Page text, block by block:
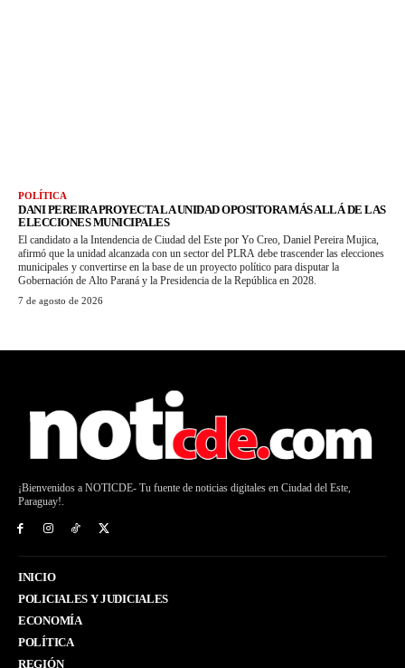
POLÍTICA
DANI PEREIRA PROYECTA LA UNIDAD OPOSITORA MÁS ALLÁ DE LAS
ELECCIONES MUNICIPALES
El candidato a la Intendencia de Ciudad del Este por Yo Creo, Daniel Pereira Mujica,
afirmó que la unidad alcanzada con un sector del PLRA debe trascender las elecciones
municipales y convertirse en la base de un proyecto político para disputar la
Gobernación de Alto Paraná y la Presidencia de la República en 2028.
7 de agosto de 2026
¡Bienvenidos a NOTICDE- Tu fuente de noticias digitales en Ciudad del Este,
Paraguay!.
INICIO
POLICIALES Y JUDICIALES
ECONOMÍA
POLÍTICA
REGIÓN